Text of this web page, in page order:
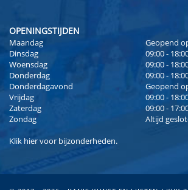
OPENINGSTIJDEN
Maandag
Geopend
Dinsdag
09:00 -
Woensdag
09:00 -
Donderdag
09:00 -
Donderdagavond
Geopend
Vrijdag
09:00 -
Zaterdag
09:00 -
Zondag
Altijd
Klik hiervoor bijzonderheden.